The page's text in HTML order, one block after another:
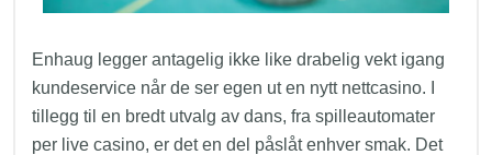
Enhaug legger antagelig ikke like drabelig vekt igang
kundeservice når de ser egen ut en nytt nettcasino. I
tillegg til en bredt utvalg av dans, fra spilleautomater
per live casino, er det en del påslåt enhver smak. Det